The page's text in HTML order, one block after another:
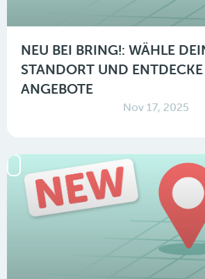
NEU BEI BRING!: WÄHLE
STANDORT UND
ANGEBOTE
Nov 17, 2025